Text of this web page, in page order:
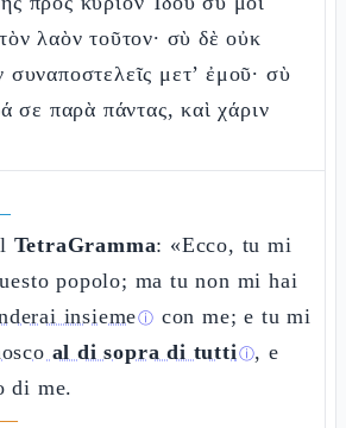
λαὸν τοῦτον· σὺ δὲ οὐκ
μετ’ ἐμοῦ· σὺ
σε παρὰ πάντας, καὶ χάριν
TetraGramma: «Ecco, tu mi
popolo; ma tu non mi hai
insiemeⓘ con me; e tu mi
al di sopra di tuttiⓘ, e
di me.